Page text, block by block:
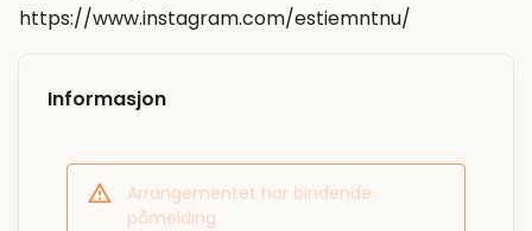
https://www.instagram.com/estiemntnu/
Informasjon
Arrangementet har bindende
påmelding